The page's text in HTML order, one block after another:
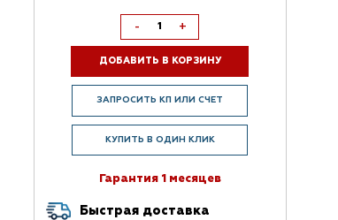
- +
ДОБАВИТЬ В КОРЗИНУ
ЗАПРОСИТЬ КП ИЛИ СЧЕТ
КУПИТЬ В ОДИН КЛИК
Гарантия 1 месяцев
Быстрая доставка